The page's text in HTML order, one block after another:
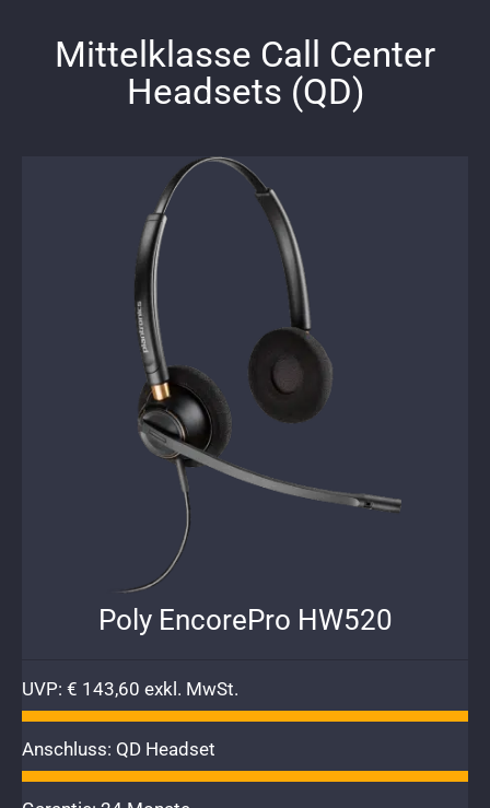
Mittelklasse Call Center
Headsets (QD)
Poly EncorePro HW520
UVP: € 143,60 exkl. MwSt.
Anschluss: QD Headset